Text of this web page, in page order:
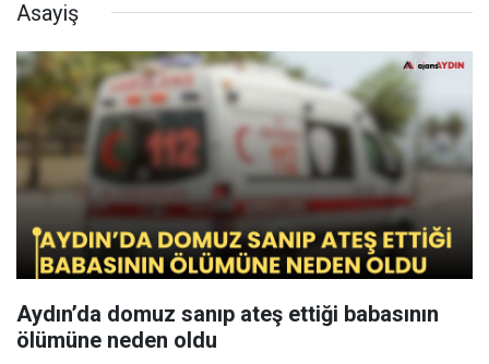
Asayiş
Aydın’da domuz sanıp ateş ettiği babasının
ölümüne neden oldu